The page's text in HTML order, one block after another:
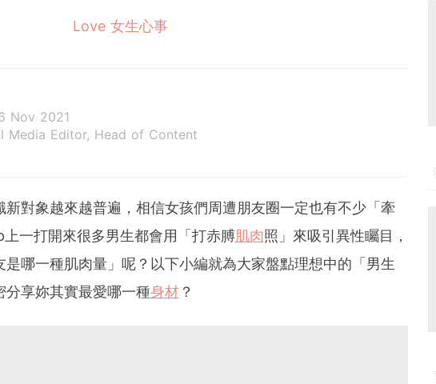
Love 女生心事
Nov 2021
Media Editor, Head of Content
新對象越來越普遍，相信女孩們周遭朋友圈一定也有不少「牽
一打開來很多男生都會用「打赤膊肌肉照」來吸引異性矚目，
哪一種肌肉量」呢？以下小編就為大家盤點理想中的「男生
分享妳其實最愛哪一種身材？